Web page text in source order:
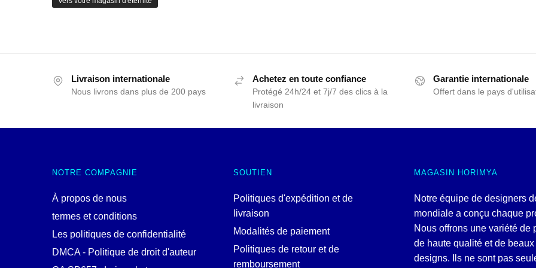
Livraison internationale
Nous livrons dans plus de 200 pays
Achetez en toute confiance
Protégé 24h/24 et 7j/7 des clics à la
livraison
Garantie internationale
Offert dans le pays
NOTRE COMPAGNIE
À propos de nous
termes et conditions
Les politiques de confidentialité
DMCA - Politique de droit d'auteur
SOUTIEN
Politiques d'expédition et de
livraison
Modalités de paiement
Politiques de retour et de
remboursement
MAGASIN HORIMYA
Notre équipe de designers
mondiale a conçu chaque
Nous offrons une variété de
de haute qualité et de beaux
designs. Ils ne sont pas